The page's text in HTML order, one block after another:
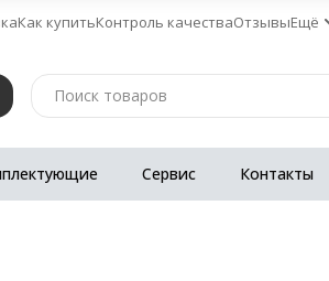
Как купитьКонтроль качестваОтзывыЕщё
Сервис Контакты